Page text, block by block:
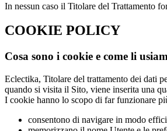
In nessun caso il Titolare del Trattamento
COOKIE POLICY
Cosa sono i cookie e come li
Eclectika, Titolare del trattamento dei dati
quando si visita il Sito, viene inserita una
I cookie hanno lo scopo di far funzionare
consentono di navigare in modo